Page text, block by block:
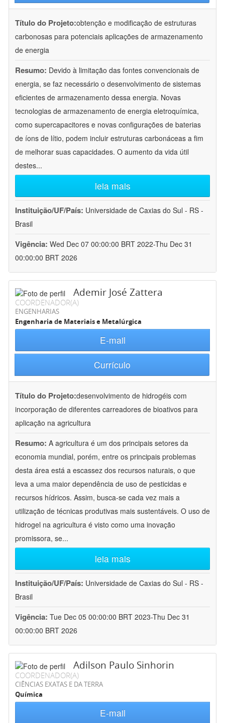
Título do Projeto:obtenção e modificação de estruturas
carbonosas para potenciais aplicações de armazenamento
de energia
Resumo: Devido à limitação das fontes convencionais de
energia, se faz necessário o desenvolvimento de sistemas
eficientes de armazenamento dessa energia. Novas
tecnologias de armazenamento de energia eletroquímica,
como supercapacitores e novas configurações de baterias
de íons de lítio, podem incluir estruturas carbonáceas a fim
de melhorar suas capacidades. O aumento da vida útil
destes...
leia mais
Instituição/UF/País: Universidade de Caxias do Sul - RS -
Brasil
Vigência: Wed Dec 07 00:00:00 BRT 2022-Thu Dec 31
00:00:00 BRT 2026
Ademir José Zattera
COORDENADOR(A)
ENGENHARIAS
Engenharia de Materiais e Metalúrgica
E-mail
Currículo
Título do Projeto:desenvolvimento de hidrogéis com
incorporação de diferentes carreadores de bioativos para
aplicação na agricultura
Resumo: A agricultura é um dos principais setores da
economia mundial, porém, entre os principais problemas
desta área está a escassez dos recursos naturais, o que
leva a uma maior dependência de uso de pesticidas e
recursos hídricos. Assim, busca-se cada vez mais a
utilização de técnicas produtivas mais sustentáveis. O uso de
hidrogel na agricultura é visto como uma inovação
promissora, se...
leia mais
Instituição/UF/País: Universidade de Caxias do Sul - RS -
Brasil
Vigência: Tue Dec 05 00:00:00 BRT 2023-Thu Dec 31
00:00:00 BRT 2026
Adilson Paulo Sinhorin
COORDENADOR(A)
CIÊNCIAS EXATAS E DA TERRA
Química
E-mail